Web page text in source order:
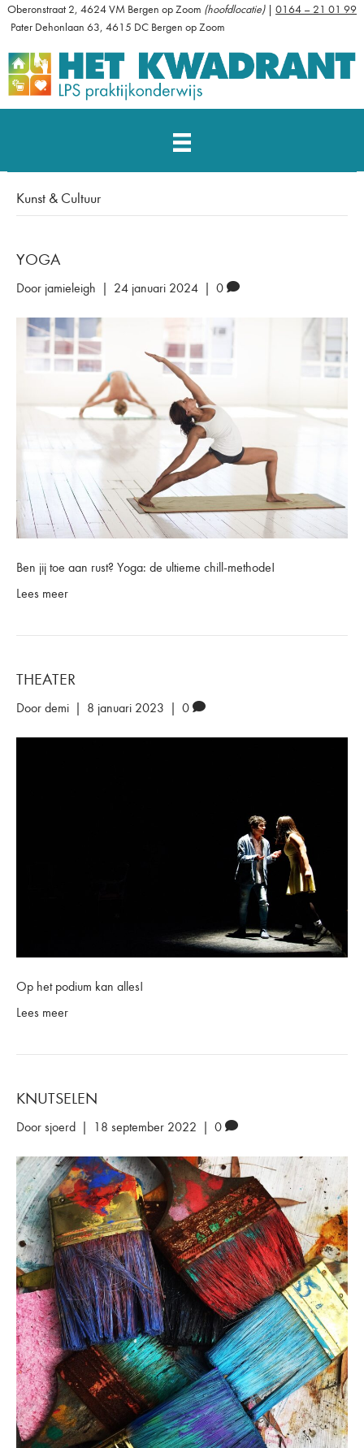
Oberonstraat 2, 4624 VM Bergen op Zoom (hoofdlocatie) | 0164 – 21 01 99
Pater Dehonlaan 63, 4615 DC Bergen op Zoom
Kunst & Cultuur
YOGA
Door jamieleigh | 24 januari 2024 | 0
Ben jij toe aan rust? Yoga: de ultieme chill-methode!
Lees meer
THEATER
Door demi | 8 januari 2023 | 0
Op het podium kan alles!
Lees meer
KNUTSELEN
Door sjoerd 18 september 2022 0